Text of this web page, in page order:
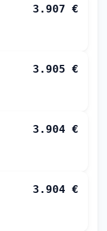
3.907 €
3.905 €
3.904 €
3.904 €